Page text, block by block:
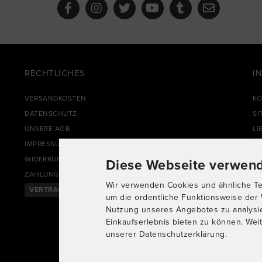
RECHTLICHES
VERSANDKOSTEN
DATENSCHUTZ
UNSERE AGB
IMPRESSUM
WIDERRUFSRECHT & WIDERRUFSFORMULAR
ZAHLUNG
VERTRAG WIDERRUFEN
Diese Webseite
Wir verwenden Cookies und ähnliche
um die ordentliche Funktionsweise der
Nutzung unseres Angebotes zu
Einkaufserlebnis bieten zu können.
unserer Datenschutzerklärung.